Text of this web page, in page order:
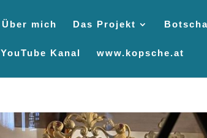
Über mich Das Projekt
YouTube Kanal www.kopsche.at